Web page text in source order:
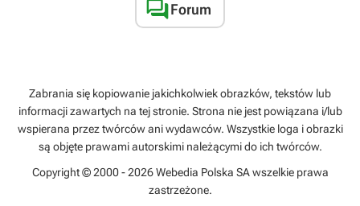
gra tym statkiem daje dużo przyjemności
Forum
Zabrania się kopiowanie jakichkolwiek obrazków, tekstów lub
informacji zawartych na tej stronie. Strona nie jest powiązana i/lub
wspierana przez twórców ani wydawców. Wszystkie loga i obrazki
są objęte prawami autorskimi należącymi do ich twórców.
Copyright © 2000 - 2026 Webedia Polska SA wszelkie prawa
zastrzeżone.